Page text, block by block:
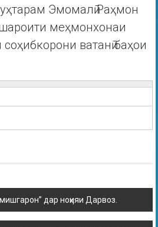
Эмомалӣ Раҳмон
меҳмонхонаи
ватанӣ баҳои
дар ноҳияи Дарвоз.